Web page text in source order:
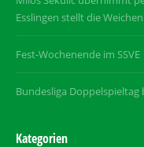
Esslingen stellt die
Fest-Wochenende im SSVE
Bundesliga
Kategorien